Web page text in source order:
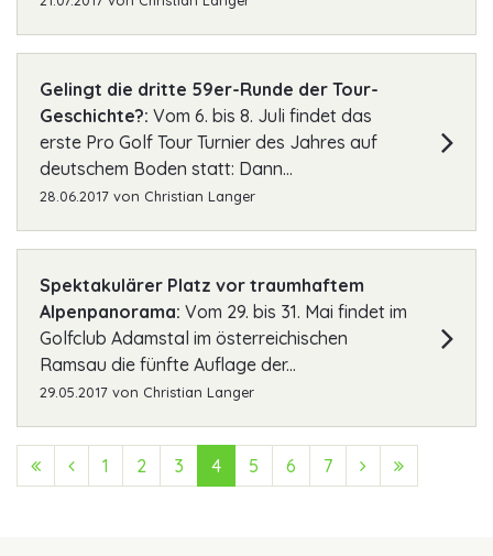
Gelingt die dritte 59er-Runde der Tour-
Geschichte?: Vom 6. bis 8. Juli findet das
erste Pro Golf Tour Turnier des Jahres auf
deutschem Boden statt: Dann...
28.06.2017 von Christian Langer
Spektakulärer Platz vor traumhaftem
Alpenpanorama: Vom 29. bis 31. Mai findet im
Golfclub Adamstal im österreichischen
Ramsau die fünfte Auflage der...
29.05.2017 von Christian Langer
First (Anfang)
Previous (Zurück)
1 2 3 4 5 6 7 Next